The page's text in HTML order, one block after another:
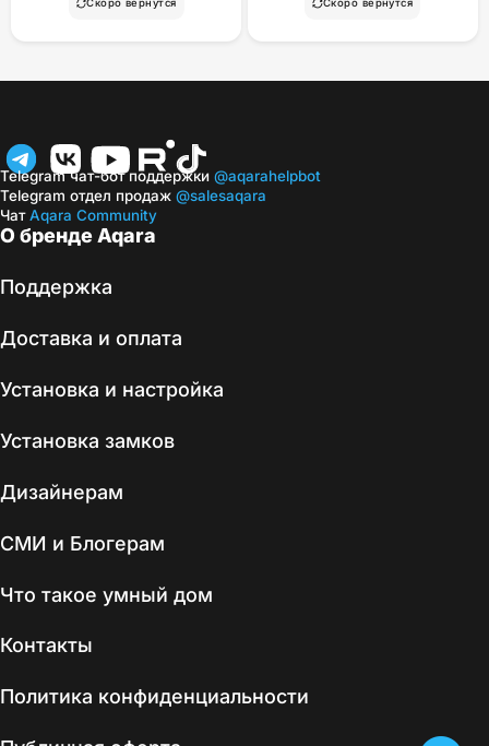
Скоро вернутся Скоро вернутся
О бренде Aqara
Поддержка
Доставка и оплата
Установка и настройка
Установка замков
Дизайнерам
СМИ и Блогерам
Что такое умный дом
Контакты
Политика конфиденциальности
Telegram чат-бот поддержки @aqarahelpbot
Telegram отдел продаж @salesaqara
ЧатAqara Community